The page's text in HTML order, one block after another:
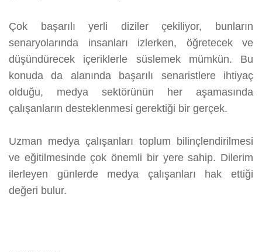
Çok başarılı yerli diziler çekiliyor, bunların
senaryolarında insanları izlerken, öğretecek ve
düşündürecek içeriklerle süslemek mümkün. Bu
konuda da alanında başarılı senaristlere ihtiyaç
olduğu, medya sektörünün her aşamasında
çalışanların desteklenmesi gerektiği bir gerçek.
Uzman medya çalışanları toplum bilinçlendirilmesi
ve eğitilmesinde çok önemli bir yere sahip. Dilerim
ilerleyen günlerde medya çalışanları hak ettiği
değeri bulur.